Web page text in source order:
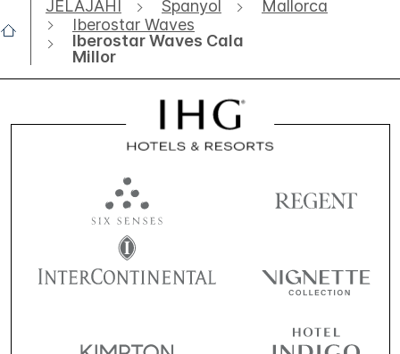
JELAJAHI Spanyol
Mallorca
Iberostar Waves
Iberostar Waves Cala
Millor